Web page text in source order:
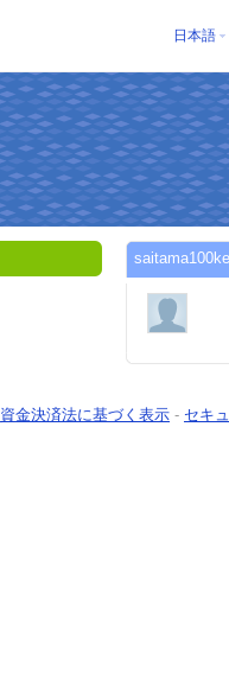
日本語
資金決済法に基づく表示 - セキ